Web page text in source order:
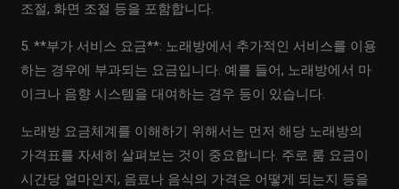
조절, 화면 조절 등을 포함합니다.
5. **부가 서비스 요금**: 노래방에서 추가적인 서비스를 이용
하는 경우에 부과되는 요금입니다. 예를 들어, 노래방에서 마
이크나 음향 시스템을 대여하는 경우 등이 있습니다.
노래방 요금체계를 이해하기 위해서는 먼저 해당 노래방의
가격표를 자세히 살펴보는 것이 중요합니다. 주로 룸 요금이
시간당 얼마인지, 음료나 음식의 가격은 어떻게 되는지 등을